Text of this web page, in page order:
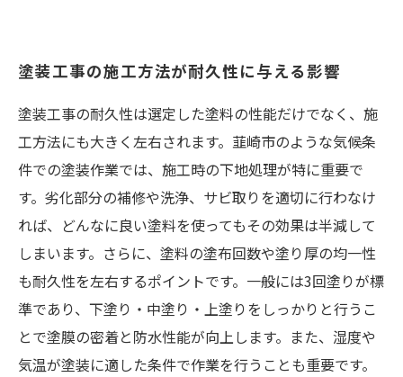
塗装工事の施工方法が耐久性に与える影響
塗装工事の耐久性は選定した塗料の性能だけでなく、施
工方法にも大きく左右されます。韮崎市のような気候条
件での塗装作業では、施工時の下地処理が特に重要で
す。劣化部分の補修や洗浄、サビ取りを適切に行わなけ
れば、どんなに良い塗料を使ってもその効果は半減して
しまいます。さらに、塗料の塗布回数や塗り厚の均一性
も耐久性を左右するポイントです。一般には3回塗りが標
準であり、下塗り・中塗り・上塗りをしっかりと行うこ
とで塗膜の密着と防水性能が向上します。また、湿度や
気温が塗装に適した条件で作業を行うことも重要です。